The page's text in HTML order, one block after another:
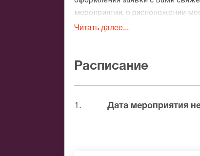
мероприятии, о расположении
После бронирования билетов,
доставка билетов
Вы можете с помощью:
Банковской картой
Читать далее...
Расписание
1. Дата мероприятия